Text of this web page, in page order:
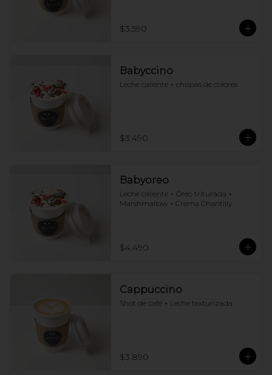
$3.590
Babyccino
Leche caliente + chispas de colores
$3.490
Babyoreo
Leche caliente + Oreo triturada +
Marshmallow + Crema Chantilly
$4.490
Cappuccino
Shot de café + Leche texturizada
$3.890